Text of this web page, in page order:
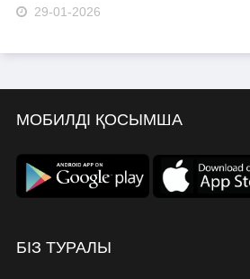
29-01-2026
МОБИЛДІ ҚОСЫМША
БІЗ ТУРАЛЫ